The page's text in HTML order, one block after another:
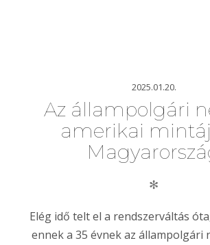
2025.01.20.
Az állampolgári
amerikai
✻
Elég idő telt el a rendszerváltás
ennek a 35 évnek az állampolgári